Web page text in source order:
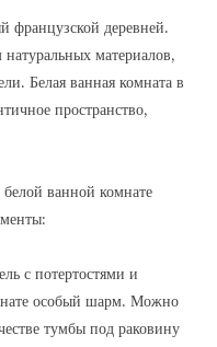
французской деревней.
материалов,
Белая ванная комната в
пространство,
ванной комнате
с потертостями и
особый шарм. Можно
тумбы под раковину